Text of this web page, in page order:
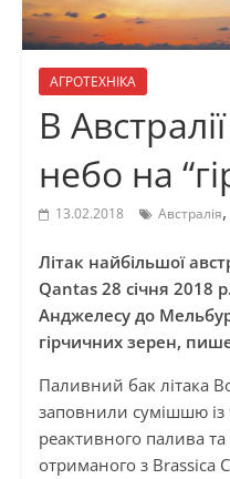
АГРОТЕХНІКА
В
небо на
13.02.2018 Австралія,
Літак найбільшої
Qantas 28 січня 2018
Анджелесу до
гірчичних зерен,
Паливний бак літака
заповнили сумішшю із
реактивного палива
отриманого з Brassica